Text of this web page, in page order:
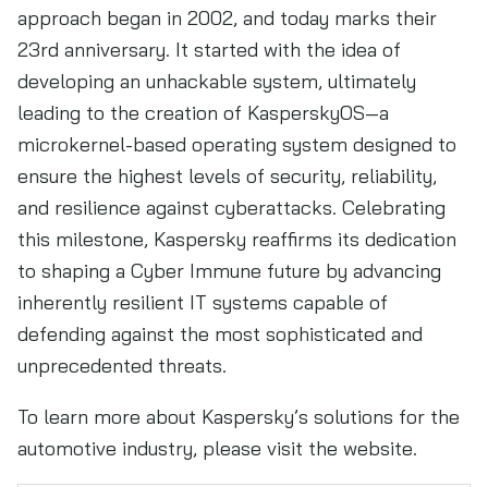
approach began in 2002, and today marks their
23rd anniversary. It started with the idea of
developing an unhackable system, ultimately
leading to the creation of KasperskyOS—a
microkernel-based operating system designed to
ensure the highest levels of security, reliability,
and resilience against cyberattacks. Celebrating
this milestone, Kaspersky reaffirms its dedication
to shaping a Cyber Immune future by advancing
inherently resilient IT systems capable of
defending against the most sophisticated and
unprecedented threats.
To learn more about Kaspersky’s solutions for the
automotive industry, please visit the website.